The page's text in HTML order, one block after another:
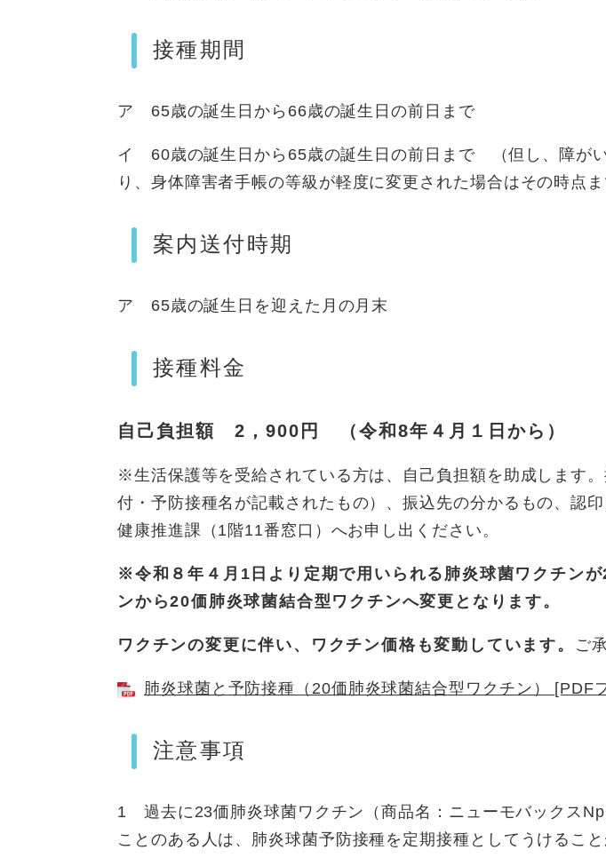
接種期間
ア 65歳の誕生日から66歳の誕生日の前日まで
イ 60歳の誕生日から65歳の誕生日の前日まで （但し、障が
り、身体障害者手帳の等級が軽度に変更された場合はその時点ま
案内送付時期
ア 65歳の誕生日を迎えた月の月末
接種料金
自己負担額 2，900円 （令和8年４月１日から）
※生活保護等を受給されている方は、自己負担額を助成します。
付・予防接種名が記載されたもの）、振込先の分かるもの、認
健康推進課（1階11番窓口）へお申し出ください。
※令和８年４月1日より定期で用いられる肺炎球菌ワクチン
ンから20価肺炎球菌結合型ワクチンへ変更となります。
ワクチンの変更に伴い、ワクチン価格も変動しています。 ご
肺炎球菌と予防接種（20価肺炎球菌結合型ワクチン） [PDF
注意事項
1 過去に23価肺炎球菌ワクチン（商品名：ニューモバックス
ことのある人は、肺炎球菌予防接種を定期接種としてうけること